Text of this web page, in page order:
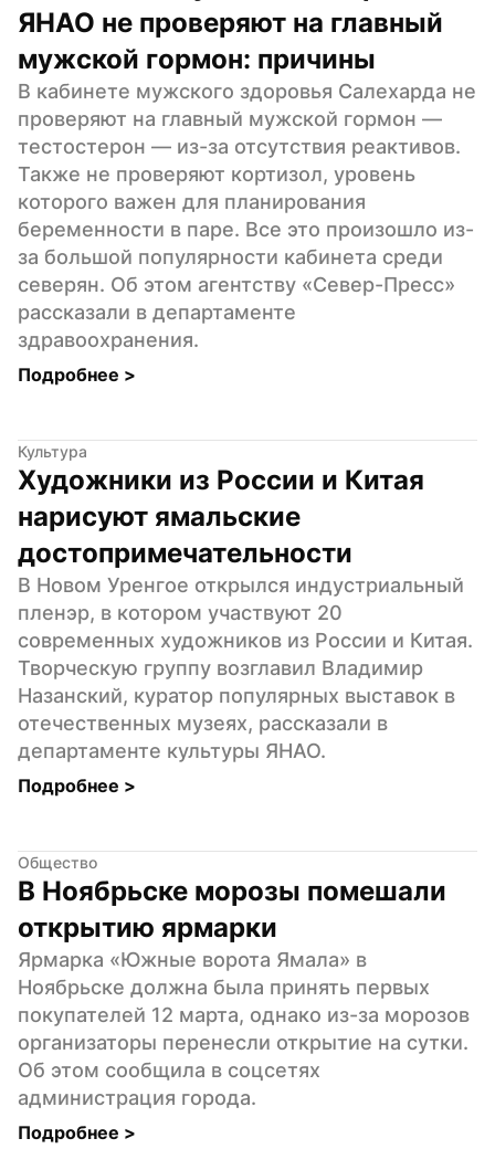
ЯНАО не проверяют на главный
мужской гормон: причины
В кабинете мужского здоровья Салехарда не
проверяют на главный мужской гормон —
тестостерон — из-за отсутствия реактивов.
Также не проверяют кортизол, уровень
которого важен для планирования
беременности в паре. Все это произошло из-
за большой популярности кабинета среди
северян. Об этом агентству «Север-Пресс»
рассказали в департаменте
здравоохранения.
Подробнее >
Культура
Художники из России и Китая
нарисуют ямальские
достопримечательности
В Новом Уренгое открылся индустриальный
пленэр, в котором участвуют 20
современных художников из России и Китая.
Творческую группу возглавил Владимир
Назанский, куратор популярных выставок в
отечественных музеях, рассказали в
департаменте культуры ЯНАО.
Подробнее >
Общество
В Ноябрьске морозы помешали
открытию ярмарки
Ярмарка «Южные ворота Ямала» в
Ноябрьске должна была принять первых
покупателей 12 марта, однако из-за морозов
организаторы перенесли открытие на сутки.
Об этом сообщила в соцсетях
администрация города.
Подробнее >